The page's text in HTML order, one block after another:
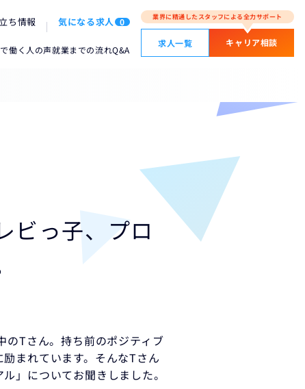
ち情報 気になる求人 0
働く人の声就業までの流れQ&A
業界に精通したスタッフによる全力サポート
求人一覧 キャリア相談
ビっ子、プロ
のTさん。持ち前のポジティブ
まれています。そんなTさん
」についてお聞きしました。